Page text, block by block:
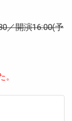
／開演16:00(予